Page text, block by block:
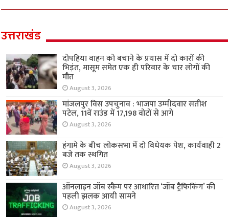
उत्तराखंड
दोपहिया वाहन को बचाने के प्रयास में दो कारों की
भिड़ंत, मासूम समेत एक ही परिवार के चार लोगों की
मौत
August 3, 2026
मांजलपुर विस उपचुनाव : भाजपा उम्मीदवार सतीश
पटेल, 11वें राउंड में 17,198 वोटों से आगे
August 3, 2026
हंगामे के बीच लोकसभा में दो विधेयक पेश, कार्यवाही 2
बजे तक स्थगित
August 3, 2026
ऑनलाइन जॉब स्कैम पर आधारित ‘जॉब ट्रैफिकिंग’ की
पहली झलक आयी सामने
August 3, 2026